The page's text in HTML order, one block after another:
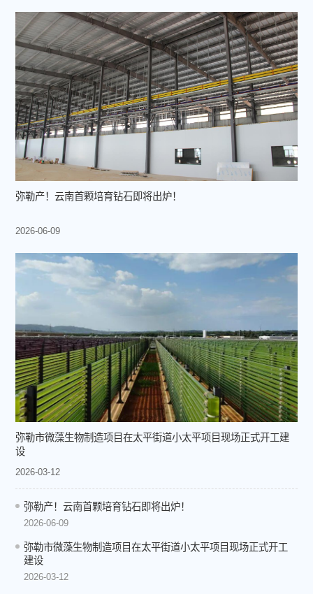
弥勒产！云南首颗培育钻石即将出炉！
2026-06-09
弥勒市微藻生物制造项目在太平街道小太平项目现场正式开工建
设
2026-03-12
弥勒产！云南首颗培育钻石即将出炉！
2026-06-09
弥勒市微藻生物制造项目在太平街道小太平项目现场正式开工
建设
2026-03-12